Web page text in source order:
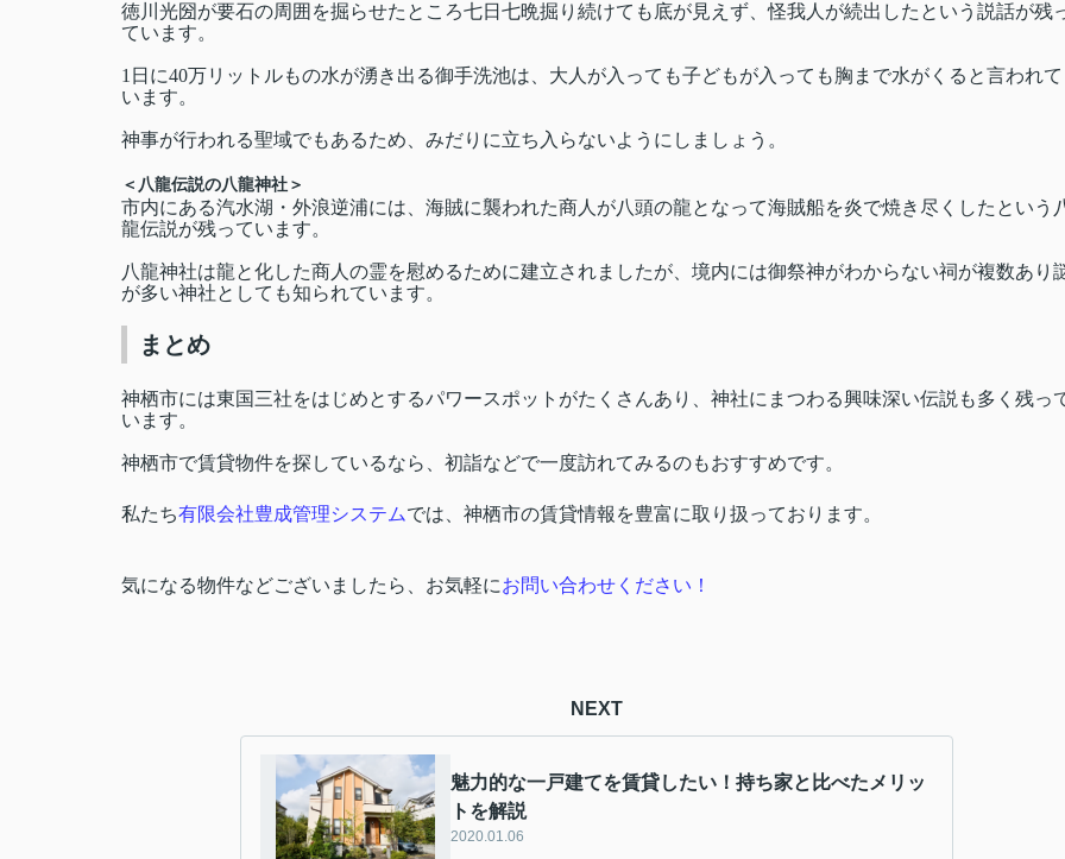
徳川光圀が要石の周囲を掘らせたところ七日七晩掘り続けても底が見えず、怪我人が続出したという説話が残
ています。
1日に40万リットルもの水が湧き出る御手洗池は、大人が入っても子どもが入っても胸まで水がくると言われて
います。
神事が行われる聖域でもあるため、みだりに立ち入らないようにしましょう。
＜八龍伝説の八龍神社＞
市内にある汽水湖・外浪逆浦には、海賊に襲われた商人が八頭の龍となって海賊船を炎で焼き尽くしたという
龍伝説が残っています。
八龍神社は龍と化した商人の霊を慰めるために建立されましたが、境内には御祭神がわからない祠が複数あり
が多い神社としても知られています。
まとめ
神栖市には東国三社をはじめとするパワースポットがたくさんあり、神社にまつわる興味深い伝説も多く残っ
います。
神栖市で賃貸物件を探しているなら、初詣などで一度訪れてみるのもおすすめです。
私たち有限会社豊成管理システムでは、神栖市の賃貸情報を豊富に取り扱っております。
気になる物件などございましたら、お気軽にお問い合わせください！
NEXT
魅力的な一戸建てを賃貸したい！持ち家と比べたメリッ
トを解説
2020.01.06